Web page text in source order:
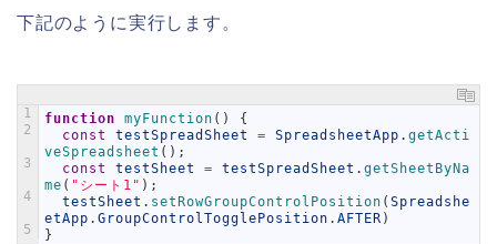
下記のように実行します。
1
2
3
4
5
function myFunction ( )
{
const
testSpreadSheet = SpreadsheetApp . getActi
veSpreadsheet ( ) ;
const
testSheet = testSpreadSheet . getSheetByNa
me ( "シート1" ) ;
testSheet . setRowGroupControlPosition ( Spreadshe
etApp . GroupControlTogglePosition . AFTER )
}